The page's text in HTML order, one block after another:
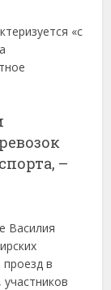
«с
–
Василия
в